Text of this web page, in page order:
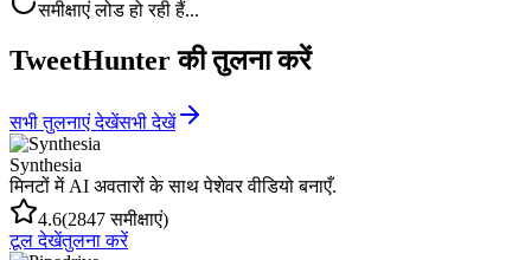
समीक्षाएं लोड हो रही हैं...
TweetHunter की तुलना करें
सभी तुलनाएं देखेंसभी देखें
Synthesia
मिनटों में AI अवतारों के साथ पेशेवर वीडियो बनाएँ.
4.6(2847 समीक्षाएं)
टूल देखेंतुलना करें